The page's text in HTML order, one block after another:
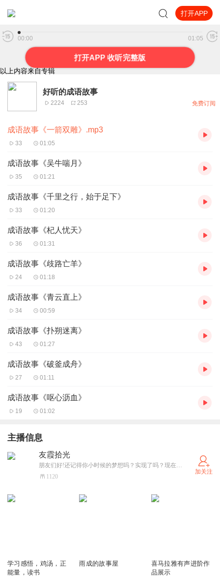
打开APP
成语故事《一箭双雕》.mp3
00:00 01:05
打开APP 收听完整版
以上内容来自专辑
好听的成语故事
2224 253 免费订阅
成语故事《一箭双雕》.mp3
33 01:05
成语故事《吴牛喘月》
35 01:21
成语故事《千里之行，始于足下》
33 01:20
成语故事《杞人忧天》
36 01:31
成语故事《歧路亡羊》
24 01:18
成语故事《青云直上》
34 00:59
成语故事《扑朔迷离》
43 01:27
成语故事《破釜成舟》
27 01:11
成语故事《呕心沥血》
19 01:02
主播信息
友霞拾光
朋友们好!还记得你小时候的梦想吗？实现了吗？现在我终于有时间去起飞圆梦了，去做声音的旅人，希望大家给我加油，鼓劲!把最真诚的祝福也送给你，你也一定可以!
1120
加关注
学习感悟，鸡汤，正
能量，读书
雨成的故事屋
喜马拉雅有声进阶作
品展示